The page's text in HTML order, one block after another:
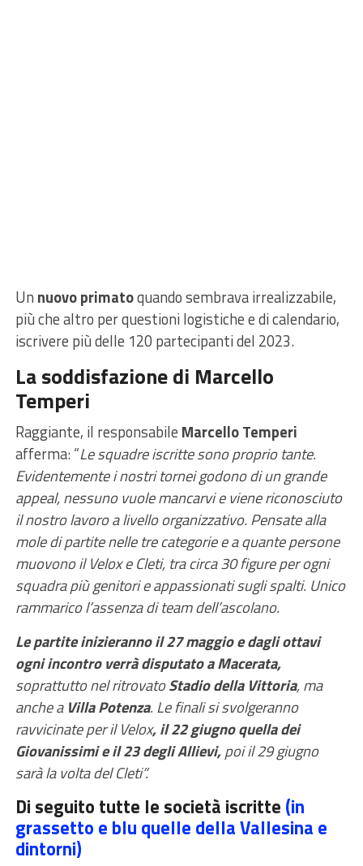
Un nuovo primatoquando sembrava irrealizzabile,
più che altro per questioni logistiche e di calendario,
iscrivere più delle 120 partecipanti del 2023.
La soddisfazione di Marcello
Temperi
Raggiante, il responsabile Marcello Temperi
afferma: “Le squadre iscritte sono proprio tante.
Evidentemente i nostri tornei godono di un grande
appeal, nessuno vuole mancarvi e viene riconosciuto
il nostro lavoro a livello organizzativo. Pensate alla
mole di partite nelle tre categorie e a quante persone
muovono il Velox e Cleti, tra circa 30 figure per ogni
squadra più genitori e appassionati sugli spalti. Unico
rammarico l’assenza di team dell’ascolano.
Le partite inizieranno il 27 maggio e dagli ottavi
ogni incontro verrà disputato a Macerata,
soprattutto nel ritrovatoStadio della Vittoria, ma
anche a Villa Potenza. Le finali si svolgeranno
ravvicinate per il Velox, il 22 giugno quella dei
Giovanissimi e il 23 degli Allievi,poi il 29 giugno
sarà la volta del Cleti”.
Di seguito tutte le società iscritte (in
grassetto e blu quelle della Vallesina e
dintorni)